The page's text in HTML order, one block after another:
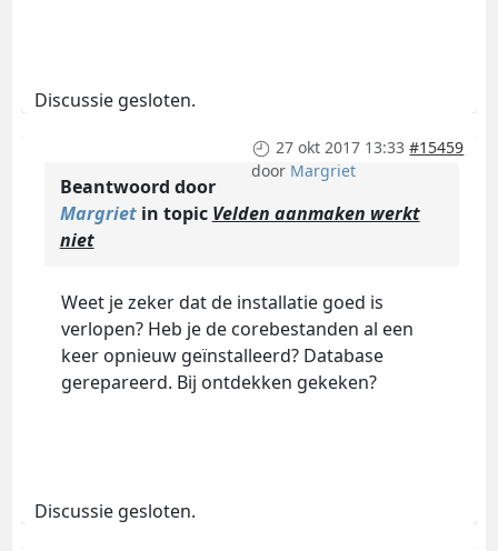
Discussie gesloten.
27 okt 2017 13:33 #15459
door Margriet
Beantwoord door
Margrietin topic Velden aanmaken werkt
niet
Weet je zeker dat de installatie goed is
verlopen? Heb je de corebestanden al een
keer opnieuw geïnstalleerd? Database
gerepareerd. Bij ontdekken gekeken?
Discussie gesloten.